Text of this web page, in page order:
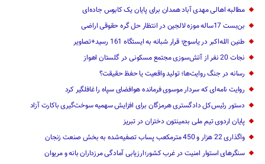
مطالبه اهالی مهدی آباد همدان برای پایان یک کابوس جاده‌ای
بن‌بست 17ساله موزه لالجین در انتظار حل گره حقوقی اراضی
طنین الله‌اکبر در یاسوج؛ قرار شبانه به ایستگاه 161 رسید+تصاویر
نجات 20 نفر از آتش‌سوزی مجتمع مسکونی در گلستان اهواز
رسانه در جنگ روایت‌ها؛ تولید واقعیت یا حفظ حقیقت؟
روایت نامه‌ای که سردار موسوی فرمانده هوافضای سپاه را غافلگیر کرد
دستور رئیس‌کل دادگستری هرمزگان برای افزایش سهمیه سوخت‌گیری باکارت آزاد
پایان اردوی تیم ملی بدمینتون دختران در تبریز
واگذاری 22 هزار و 450 مترمکعب ‌پساب تصفیه‌شده به بخش صنعت زنجان
سنگرهای استوار امنیت در غرب کشور؛ارزیابی آمادگی مرزداران بانه و مریوان